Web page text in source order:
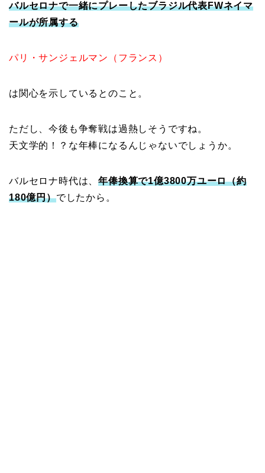
バルセロナで一緒にプレーしたブラジル代表FWネイマ
ールが所属する
パリ・サンジェルマン（フランス）
は関心を示しているとのこと。
ただし、今後も争奪戦は過熱しそうですね。
天文学的！？な年棒になるんじゃないでしょうか。
バルセロナ時代は、年俸換算で1億3800万ユーロ（約
180億円）でしたから。